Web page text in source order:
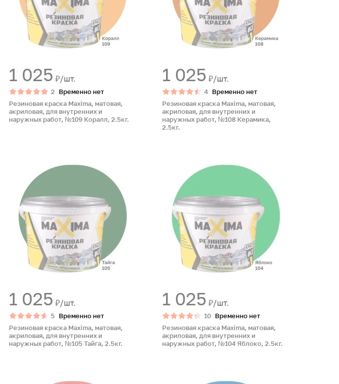
1 025 ₽/шт.
2
Временно нет
Резиновая краска Maxima, матовая,
акриловая, для внутренних и
наружных работ, №109 Коралл, 2.5кг.
1 025 ₽/шт.
4 Временно нет
Резиновая краска Maxima, матовая,
акриловая, для внутренних и
наружных работ, №108 Керамика,
2.5кг.
1 025 ₽/шт.
5
Временно нет
Резиновая краска Maxima, матовая,
акриловая, для внутренних и
наружных работ, №105 Тайга, 2.5кг.
1 025 ₽/шт.
10 Временно нет
Резиновая краска Maxima, матовая,
акриловая, для внутренних и
наружных работ, №104 Яблоко, 2.5кг.